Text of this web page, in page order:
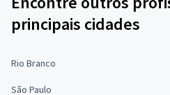
principais cidades
Rio Branco
São Paulo